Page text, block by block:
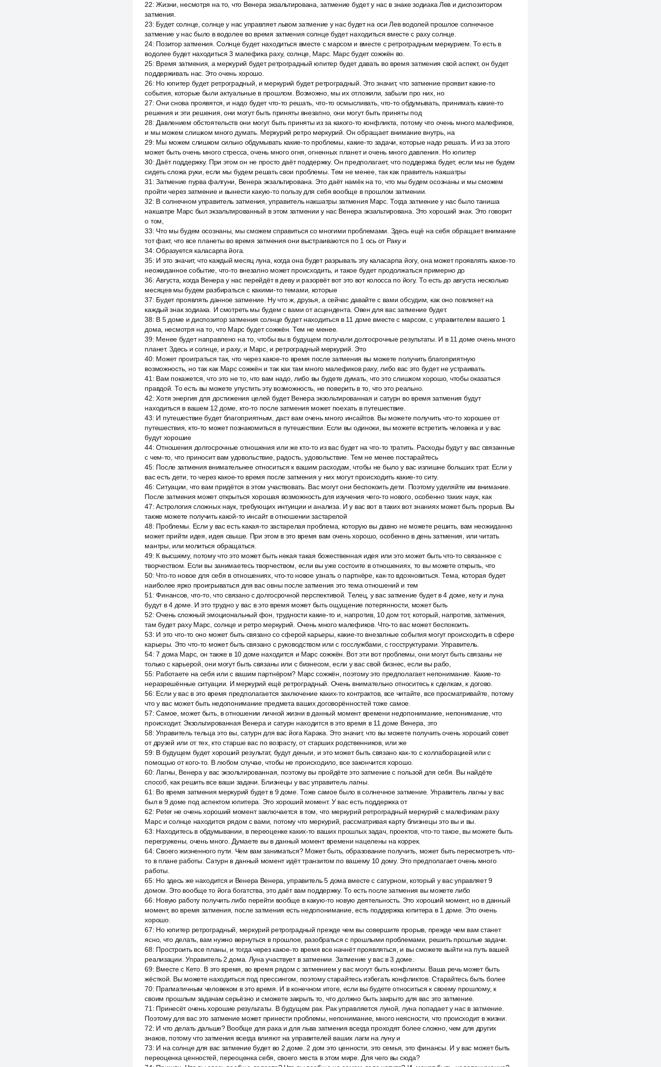
22:Жизни, несмотря на то, что Венера экзальтирована, затмение будет у нас в знаке зодиака Лев и диспозитором
затмения.
23: Будет солнце, солнце у нас управляет львом затмение у нас будет на оси Лев водолей прошлое солнечное
затмение у нас было в водолее во время затмения солнце будет находиться вместе с раху солнце.
24: Позитор затмения. Солнце будет находиться вместе с марсом и вместе с ретроградным меркурием. То есть в
водолее будет находиться 3 малефика раху, солнце, Марс. Марс будет сожжён во.
25: Время затмения, а меркурий будет ретроградный юпитер будет давать во время затмения свой аспект, он будет
поддерживать нас. Это очень хорошо.
26: Но юпитер будет ретроградный, и меркурий будет ретроградный. Это значит, что затмение проявит какие-то
события, которые были актуальные в прошлом. Возможно, мы их отложили, забыли про них, но
27:Они снова проявятся, и надо будет что-то решать, что-то осмысливать, что-то обдумывать, принимать какие-то
решения и эти решения, они могут быть приняты внезапно, они могут быть приняты под
28: Давлением обстоятельств они могут быть приняты из за какого-то конфликта, потому что очень много малефиков,
и мы можем слишком много думать. Меркурий ретро меркурий. Он обращает внимание внутрь, на
29: Мы можем слишком сильно обдумывать какие-то проблемы, какие-то задачи, которые надо решать. И из за этого
может быть очень много стресса, очень много огня, огненных планет и очень много давления. Но юпитер
30: Даёт поддержку. При этом он не просто даёт поддержку. Он предполагает, что поддержка будет, если мы не будем
сидеть сложа руки, если мы будем решать свои проблемы. Тем не менее, так как правитель накшатры
31 :Затмение пурва фалгуни, Венера экзальтирована. Это даёт намёк на то, что мы будем осознаны и мы сможем
пройти через затмение и вынести какую-то пользу для себя вообще в прошлом затмении.
32: В солнечном управитель затмения, управитель накшатры затмения Марс. Тогда затмение у нас было таниша
накшатре Марс был экзальтированный в этом затмении у нас Венера экзальтирована. Это хороший знак. Это говорит
о том,
33: Что мы будем осознаны, мы сможем справиться со многими проблемами. Здесь ещё на себя обращает внимание
тот факт, что все планеты во время затмения они выстраиваются по 1 ось от Раку и
34:Образуется каласарпа йога.
35: И это значит, что каждый месяц луна, когда она будет разрывать эту каласарпа йогу, она может проявлять какое-то
неожиданное событие, что-то внезапно может происходить, и такое будет продолжаться примерно до
36:Августа, когда Венера у нас перейдёт в деву и разорвёт вот это вот колосса по йогу. То есть до августа несколько
месяцев мы будем разбираться с какими-то темами, которые
37: Будет проявлять данное затмение. Ну что ж, друзья, а сейчас давайте с вами обсудим, как оно повлияет на
каждый знак зодиака. И смотреть мы будем с вами от асцендента. Овен для вас затмение будет.
38: В 5 доме и диспозитор затмения солнце будет находиться в 11 доме вместе с марсом, с управителем вашего 1
дома, несмотря на то, что Марс будет сожжён. Тем не менее.
39: Менее будет направлено на то, чтобы вы в будущем получали долгосрочные результаты. И в 11 доме очень много
планет. Здесь и солнце, и раху, и Марс, и ретроградный меркурий. Это
40: Может проиграться так, что через какое-то время после затмения вы можете получить благоприятную
возможность, но так как Марс сожжён и так как там много малефиков раху, либо вас это будет не устраивать.
41 : Вам покажется, что это не то, что вам надо, либо вы будете думать, что это слишком хорошо, чтобы оказаться
правдой. То есть вы можете упустить эту возможность, не поверить в то, что это реально.
42:Хотя энергия для достижения целей будет Венера экзольтированная и сатурн во время затмения будут
находиться в вашем 12 доме, кто-то после затмения может поехать в путешествие.
43: И путешествие будет благоприятным, даст вам очень много инсайтов. Вы можете получить что-то хорошее от
путешествия, кто-то может познакомиться в путешествии. Если вы одиноки, вы можете встретить человека и у вас
будут хорошие
44:Отношения долгосрочные отношения или же кто-то из вас будет на что-то тратить. Расходы будут у вас связанные
с чем-то, что приносит вам удовольствие, радость, удовольствие. Тем не менее постарайтесь
45: После затмения внимательнее относиться к вашим расходам, чтобы не было у вас излишне больших трат. Если у
вас есть дети, то через какое-то время после затмения у них могут происходить какие-то ситу.
46:Ситуации, что вам придётся в этом участвовать. Вас могут они беспокоить дети. Поэтому уделяйте им внимание.
После затмения может открыться хорошая возможность для изучения чего-то нового, особенно таких наук, как
47:Астрология сложных наук, требующих интуиции и анализа. И у вас вот в таких вот знаниях может быть прорыв. Вы
также можете получить какой-то инсайт в отношении застарелой
48: Проблемы. Если у вас есть какая-то застарелая проблема, которую вы давно не можете решить, вам неожиданно
может прийти идея, идея свыше. При этом в это время вам очень хорошо, особенно в день затмения, или читать
мантры, или молиться обращаться.
49: К высшему, потому что это может быть некая такая божественная идея или это может быть что-то связанное с
творчеством. Если вы занимаетесь творчеством, если вы уже состоите в отношениях, то вы можете открыть, что
50: Что-то новое для себя в отношениях, что-то новое узнать о партнёре, как-то вдохновиться. Тема, которая будет
наиболее ярко проигрываться для вас овны после затмения это тема отношений и тем
51 :Финансов, что-то, что связано с долгосрочной перспективой. Телец, у вас затмение будет в 4 доме, кету и луна
будут в 4 доме. И это трудно у вас в это время может быть ощущение потерянности, может быть
52:Очень сложный эмоциональный фон, трудности какие-то и, напротив, 10 дом тот, который, напротив, затмения,
там будет раху Марс, солнце и ретро меркурий. Очень много малефиков. Что-то вас может беспокоить.
53: И это что-то оно может быть связано со сферой карьеры, какие-то внезапные события могут происходить в сфере
карьеры. Это что-то может быть связано с руководством или с госслужбами, с госструктурами. Управитель.
54:7 дома Марс, он также в 10 доме находится и Марс сожжён. Вот эти вот проблемы, они могут быть связаны не
только с карьерой, они могут быть связаны или с бизнесом, если у вас свой бизнес, если вы рабо,
55: Работаете на себя или с вашим партнёром? Марс сожжён, поэтому это предполагает непонимание. Какие-то
неразрешённые ситуации. И меркурий ещё ретроградный. Очень внимательно относитесь к сделкам, к догово.
56: Если у вас в это время предполагается заключение каких-то контрактов, все читайте, все просматривайте, потому
что у вас может быть недопонимание предмета ваших договорённостей тоже самое.
57:Самое, может быть, в отношении личной жизни в данный момент времени недопонимание, непонимание, что
происходит. Экзольтированная Венера и сатурн находится в это время в 11 доме Венера, это
58:Управитель тельца это вы, сатурн для вас йога Карака. Это значит, что вы можете получить очень хороший совет
от друзей или от тех, кто старше вас по возрасту, от старших родственников, или же
59: В будущем будет хороший результат, будут деньги, и это может быть связано как-то с коллаборацией или с
помощью от кого-то. В любом случае, чтобы не происходило, все закончится хорошо.
60:Лагны, Венера у вас экзольтированная, поэтому вы пройдёте это затмение с пользой для себя. Вы найдёте
способ, как решить все ваши задачи. Близнецы у вас управитель лагны.
61 : Во время затмения меркурий будет в 9 доме. Тоже самое было в солнечное затмение. Управитель лагны у вас
был в 9 доме под аспектом юпитера. Это хороший момент. У вас есть поддержка от
62: Peter не очень хороший момент заключается в том, что меркурий ретроградный меркурий с малефикам раху
Марс и солнце находится рядом с вами, потому что меркурий, рассматривая карту близнецы это вы и вы.
63: Находитесь в обдумывании, в переоценке каких-то ваших прошлых задач, проектов, что-то такое, вы можете быть
перегружены, очень много. Думаете вы в данный момент времени нацелены на коррек.
64:Своего жизненного пути. Чем вам заниматься? Может быть, образование получить, может быть пересмотреть что-
то в плане работы. Сатурн в данный момент идёт транзитом по вашему 10 дому. Это предполагает очень много
работы.
65: Но здесь же находится и Венера Венера, управитель 5 дома вместе с сатурном, который у вас управляет 9
домом. Это вообще то йога богатства, это даёт вам поддержку. То есть после затмения вы можете либо
66: Новую работу получить либо перейти вообще в какую-то новую деятельность. Это хороший момент, но в данный
момент, во время затмения, после затмения есть недопонимание, есть поддержка юпитера в 1 доме. Это очень
хорошо.
67: Но юпитер ретроградный, меркурий ретроградный прежде чем вы совершите прорыв, прежде чем вам станет
ясно, что делать, вам нужно вернуться в прошлое, разобраться с прошлыми проблемами, решить прошлые задачи.
68: Простроить все планы, и тогда через какое-то время все начнёт проявляться, и вы сможете выйти на путь вашей
реализации. Управитель 2 дома. Луна участвует в затмении. Затмение у вас в 3 доме.
69: Вместе с Кето. В это время, во время рядом с затмением у вас могут быть конфликты. Ваша речь может быть
жёсткой. Вы можете находиться под прессингом, поэтому старайтесь избегать конфликтов. Старайтесь быть более
70: Прагматичным человеком в это время. И в конечном итоге, если вы будете относиться к своему прошлому, к
своим прошлым задачам серьёзно и сможете закрыть то, что должно быть закрыто для вас это затмение.
71 : Принесёт очень хорошие результаты. В будущем рак. Рак управляется луной, луна попадает у нас в затмение.
Поэтому для вас это затмение может принести проблемы, непонимание, много неясности, что происходит в жизни.
72: И что делать дальше? Вообще для рака и для льва затмения всегда проходят более сложно, чем для других
знаков, потому что затмения всегда влияют на управителей ваших лагм на луну и
73: И на солнце для вас затмение будет во 2 доме. 2 дом это ценности, это семья, это финансы. И у вас может быть
переоценка ценностей, переоценка себя, своего места в этом мире. Для чего вы сюда?